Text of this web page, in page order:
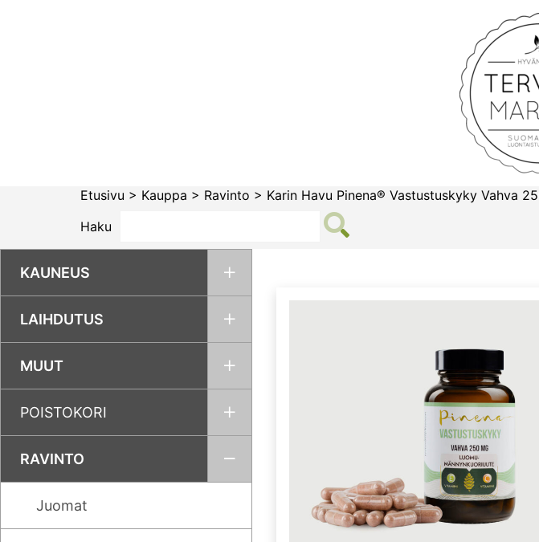
Etusivu > Kauppa > Ravinto > Karin Havu Pinena® Vastustuskyky Vahva
Haku
KAUNEUS
LAIHDUTUS
MUUT
POISTOKORI
RAVINTO
Juomat